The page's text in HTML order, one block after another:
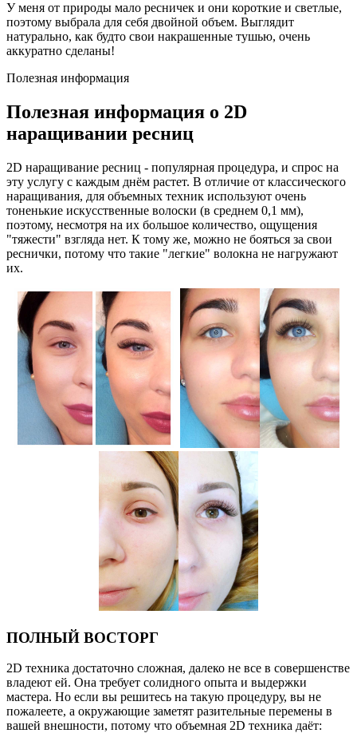
У меня от природы мало ресничек и они короткие и светлые,
поэтому выбрала для себя двойной объем. Выглядит
натурально, как будто свои накрашенные тушью, очень
аккуратно сделаны!
Полезная информация
Полезная информация о 2D
наращивании ресниц
2D наращивание ресниц - популярная процедура, и спрос на
эту услугу с каждым днём растет. В отличие от классического
наращивания, для объемных техник используют очень
тоненькие искусственные волоски (в среднем 0,1 мм),
поэтому, несмотря на их большое количество, ощущения
"тяжести" взгляда нет. К тому же, можно не бояться за свои
реснички, потому что такие "легкие" волокна не нагружают
их.
ПОЛНЫЙ ВОСТОРГ
2D техника достаточно сложная, далеко не все в совершенстве
владеют ей. Она требует солидного опыта и выдержки
мастера. Но если вы решитесь на такую процедуру, вы не
пожалеете, а окружающие заметят разительные перемены в
вашей внешности, потому что объемная 2D техника даёт: